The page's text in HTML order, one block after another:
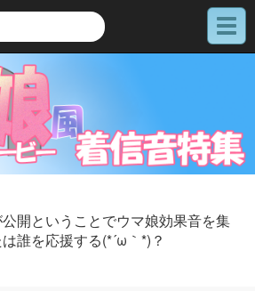
メ
ニ
開ということでウマ娘効果音を集
誰を応援する(*´ω｀*)？